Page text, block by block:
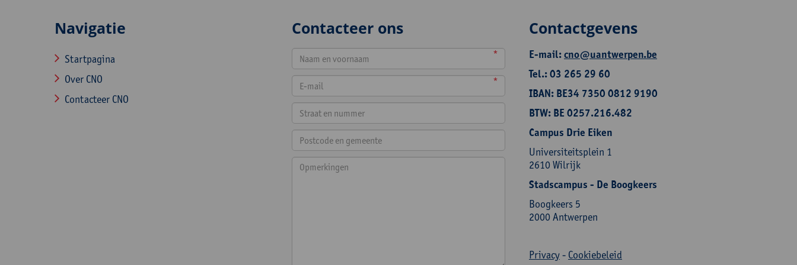
Navigatie
Startpagina
Over CNO
Contacteer CNO
Contacteer ons
*
*
Contactgevens
E-mail:cno@uantwerpen.be
Tel.: 03 265 29 60
IBAN: BE34 7350 0812 9190
BTW: BE 0257.216.482
Campus Drie Eiken
Universiteitsplein 1
2610 Wilrijk
Stadscampus - De Boogkeers
Boogkeers 5
2000 Antwerpen
Privacy- Cookiebeleid